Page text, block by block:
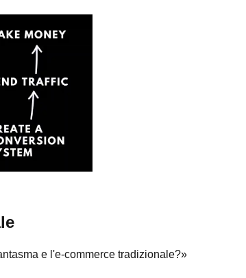
e l'e-commerce tradizionale?»